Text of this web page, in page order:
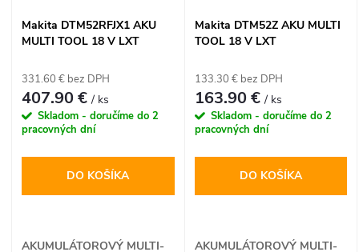
Makita DTM52RFJX1 AKU
MULTI TOOL 18 V LXT
331.60 € bez DPH
407.90 €/ ks
Skladom - doručíme do 2
pracovných dní
DO KOŠÍKA
AKUMULÁTOROVÝ MULTI-
Makita DTM52Z AKU MULTI
TOOL 18 V LXT
133.30 € bez DPH
163.90 €/ ks
Skladom - doručíme do 2
pracovných dní
DO KOŠÍKA
AKUMULÁTOROVÝ MULTI-